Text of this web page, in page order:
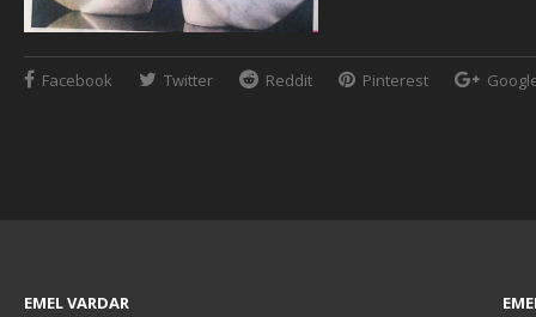
Facebook Twitter Reddit Pinterest
EMEL VARDAR